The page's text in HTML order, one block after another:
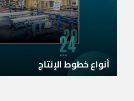
أنواع خطوط الإنتاج